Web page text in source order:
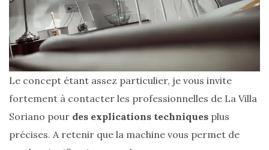
Comparatif :
les
sacs
Monceau
Mini
Le concept étant assez particulier, je vous invite
fortement à contacter les professionnelles de La Villa
Soriano pour des explications techniques plus
précises. A retenir que la machine vous permet de